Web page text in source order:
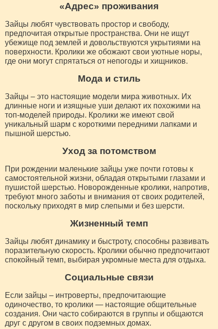
«Адрес» проживания
Зайцы любят чувствовать простор и свободу,
предпочитая открытые пространства. Они не ищут
убежище под землей и довольствуются укрытиями на
поверхности. Кролики же обожают свои уютные норы,
где они могут спрятаться от непогоды и хищников.
Мода и стиль
Зайцы – это настоящие модели мира животных. Их
длинные ноги и изящные уши делают их похожими на
топ-моделей природы. Кролики же имеют свой
уникальный шарм с короткими передними лапками и
пышной шерстью.
Уход за потомством
При рождении маленькие зайцы уже почти готовы к
самостоятельной жизни, обладая открытыми глазами и
пушистой шерстью. Новорожденные кролики, напротив,
требуют много заботы и внимания от своих родителей,
поскольку приходят в мир слепыми и без шерсти.
Жизненный темп
Зайцы любят динамику и быстроту, способны развивать
поразительную скорость. Кролики обычно предпочитают
спокойный темп, выбирая укромные места для отдыха.
Социальные связи
Если зайцы – интроверты, предпочитающие
одиночество, то кролики — настоящие общительные
создания. Они часто собираются в группы и общаются
друг с другом в своих подземных домах.